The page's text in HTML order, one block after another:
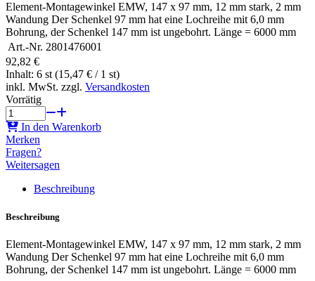
Element-Montagewinkel EMW, 147 x 97 mm, 12 mm stark, 2 mm
Wandung Der Schenkel 97 mm hat eine Lochreihe mit 6,0 mm
Bohrung, der Schenkel 147 mm ist ungebohrt. Länge = 6000 mm
Art.-Nr. 2801476001
92,82 €
Inhalt: 6 st (15,47 € / 1 st)
inkl. MwSt. zzgl. Versandkosten
Vorrätig
In den Warenkorb
Merken
Fragen?
Weitersagen
Beschreibung
Beschreibung
Element-Montagewinkel EMW, 147 x 97 mm, 12 mm stark, 2 mm
Wandung Der Schenkel 97 mm hat eine Lochreihe mit 6,0 mm
Bohrung, der Schenkel 147 mm ist ungebohrt. Länge = 6000 mm